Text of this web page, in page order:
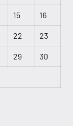
15 16
22 23
29 30